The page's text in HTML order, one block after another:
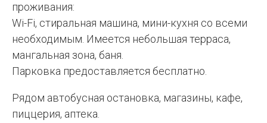
проживания:
Wi-Fi, стиральная машина, мини-кухня со всеми
необходимым. Имеется небольшая терраса,
мангальная зона, баня.
Парковка предоставляется бесплатно.
Рядом автобусная остановка, магазины, кафе,
пиццерия, аптека.